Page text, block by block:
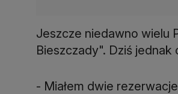
Jeszcze niedawno wielu
Bieszczady". Dziś
- Miałem dwie